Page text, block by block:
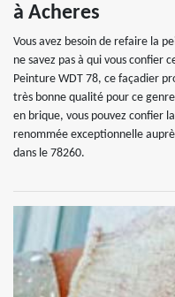
à Acheres
Vous avez besoin de refaire la
ne savez pas à qui vous confier
Peinture WDT 78, ce façadier
très bonne qualité pour ce
en brique, vous pouvez confier
renommée exceptionnelle
dans le 78260.